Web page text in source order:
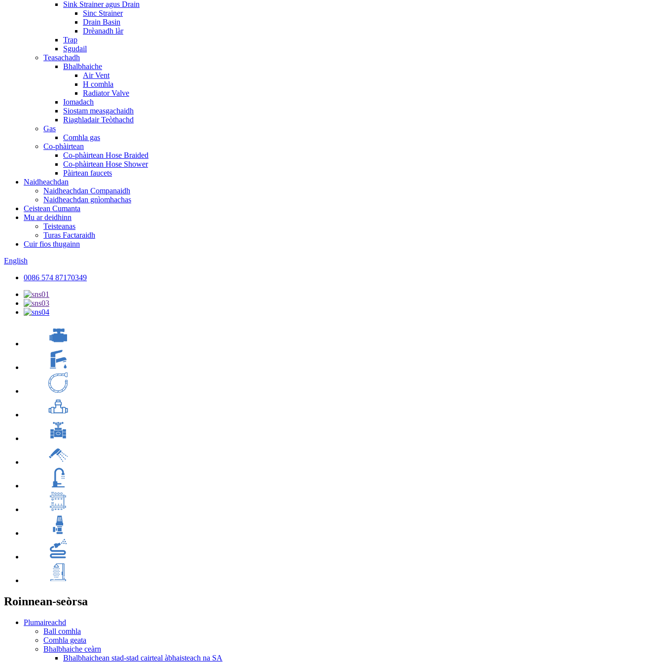
Sink Strainer agus Drain
Sinc Strainer
Drain Basin
Drèanadh làr
Trap
Sgudail
Teasachadh
Bhalbhaiche
Air Vent
H comhla
Radiator Valve
Iomadach
Siostam measgachaidh
Riaghladair Teòthachd
Gas
Comhla gas
Co-phàirtean
Co-phàirtean Hose Braided
Co-phàirtean Hose Shower
Pàirtean faucets
Naidheachdan
Naidheachdan Companaidh
Naidheachdan gnìomhachas
Ceistean Cumanta
Mu ar deidhinn
Teisteanas
Turas Factaraidh
Cuir fios thugainn
English
0086 574 87170349
Roinnean-seòrsa
Plumaireachd
Ball comhla
Comhla geata
Bhalbhaiche ceàrn
Bhalbhaichean stad-stad cairteal àbhaisteach na SA